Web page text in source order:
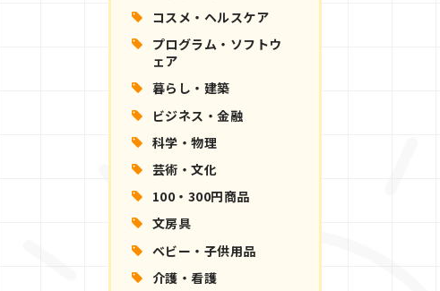
コスメ・ヘルスケア
プログラム・ソフトウ
ェア
暮らし・建築
ビジネス・金融
科学・物理
芸術・文化
100・300円商品
文房具
ベビー・子供用品
介護・看護